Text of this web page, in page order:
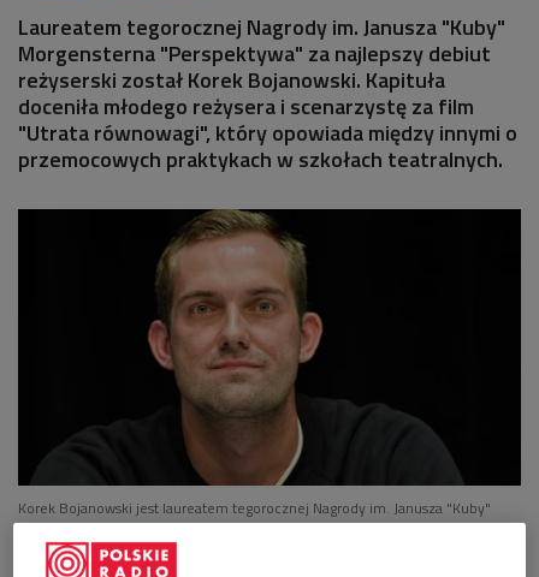
Laureatem tegorocznej Nagrody im. Janusza "Kuby"
Morgensterna "Perspektywa" za najlepszy debiut
reżyserski został Korek Bojanowski. Kapituła
doceniła młodego reżysera i scenarzystę za film
"Utrata równowagi", który opowiada między innymi o
przemocowych praktykach w szkołach teatralnych.
Korek Bojanowski jest laureatem tegorocznej Nagrody im. Janusza "Kuby"
Morgensterna "Perspektywa" za najlepszy debiut Foto: East News/WOJCIECH
STROZYK/REPORTER